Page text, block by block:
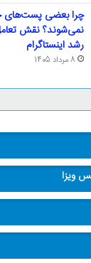
چرا بعضی پست‌های
نمی‌شوند؟ نقش
رشد اینستاگرام
8 مرداد 1405
ویزا